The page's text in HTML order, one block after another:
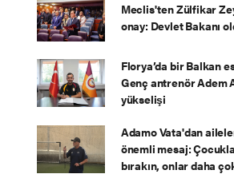
Meclis'ten Zülfikar
onay: Devlet Bakanı
Florya’da bir Balkan
Genç antrenör Adem
yükselişi
Adamo Vata'dan
önemli mesaj:
bırakın, onlar daha